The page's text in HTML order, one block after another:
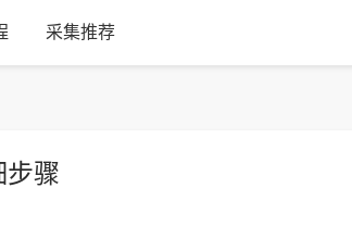
采集推荐
步骤